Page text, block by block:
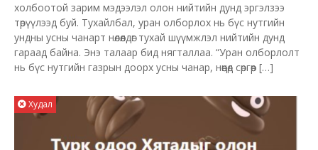
холбоотой зарим мэдээлэл олон нийтийн дунд эргэлзээ
төрүүлээд буй. Тухайлбал, уран олборлох нь бүс нутгийн
ундны усны чанарт нөлөөлдөг тухай шүүмжлэл нийтийн дунд
гараад байна. Энэ талаар бид нягталлаа. “Уран олборлолт
нь бүс нутгийн газрын доорх усны чанар, нөөцөд сөргөөр […]
Худал